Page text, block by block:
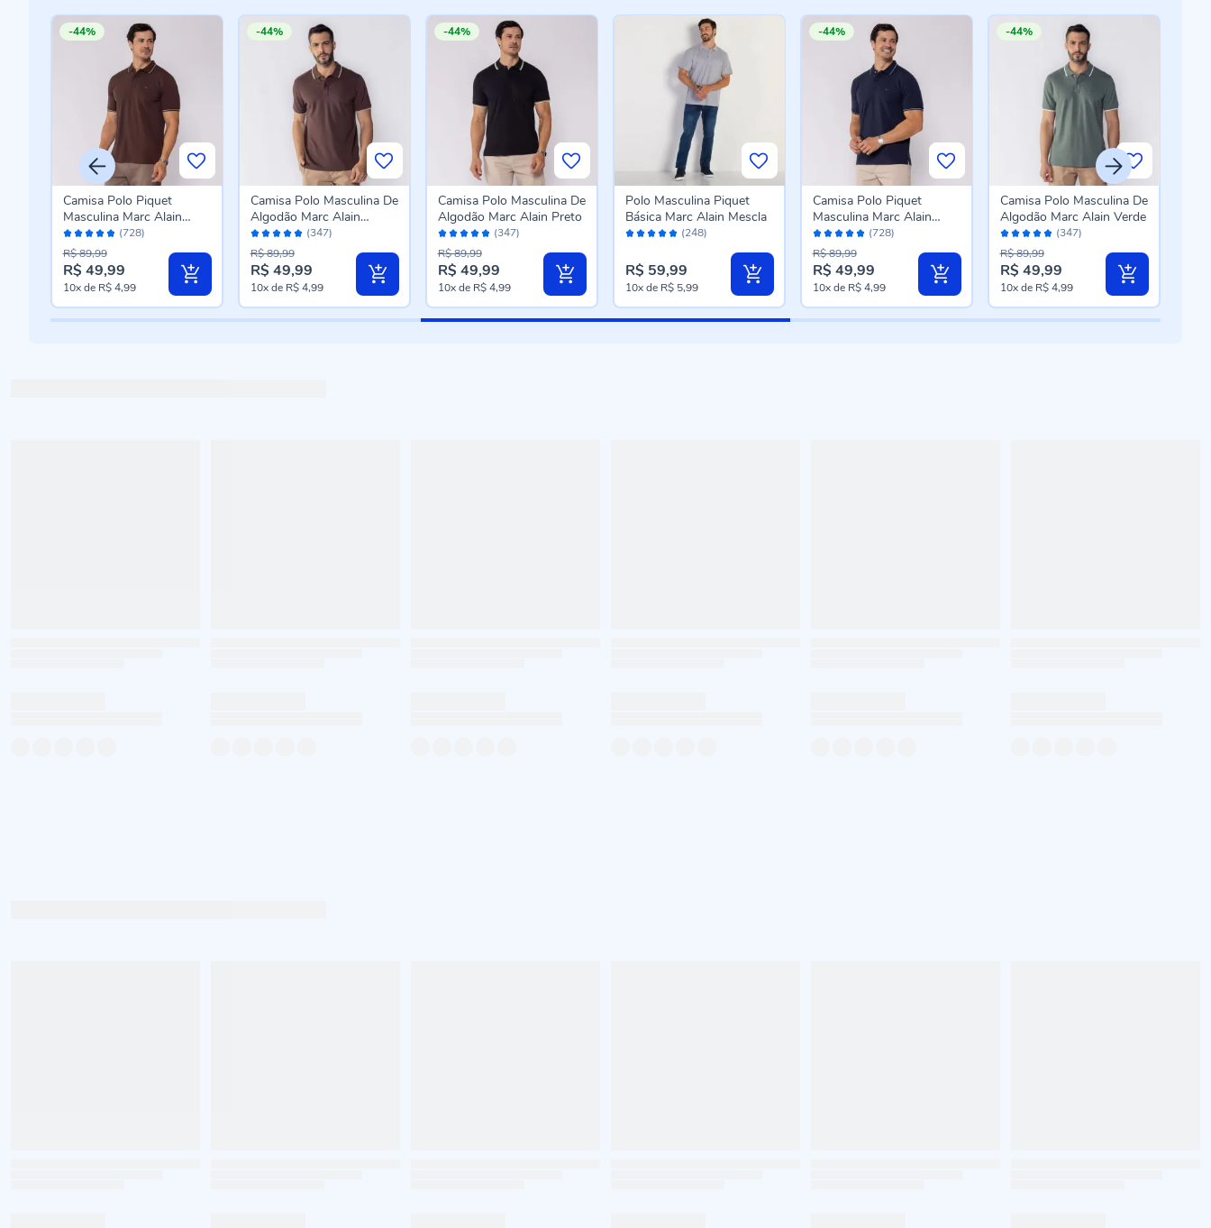
-44%
Avaliação:
96%
(728)
Camisa Polo Piquet
Masculina Marc Alain
Marrom
R$ 49,99
R$ 89,99
10xde R$ 4,99
-44%
Avaliação:
96%
(347)
Camisa Polo Masculina De
Algodão Marc Alain
Marrom
R$ 49,99
R$ 89,99
10xde R$ 4,99
-44%
Avaliação:
96%
(347)
Camisa Polo Masculina De
Algodão Marc Alain Preto
R$ 49,99
R$ 89,99
10xde R$ 4,99
Avaliação: (248)
Polo Masculina Piquet
Básica Marc Alain Mescla
R$ 59,99
10xde R$ 5,99
-44%
Avaliação:
96%
(728)
Camisa Polo Piquet
Masculina Marc Alain
Marinho Noite
R$ 49,99
R$ 89,99
10xde R$ 4,99
-44%
Avaliação:
96%
(347)
Camisa Polo Masculina De
Algodão Marc Alain Verde
R$ 49,99
R$ 89,99
10xde R$ 4,99